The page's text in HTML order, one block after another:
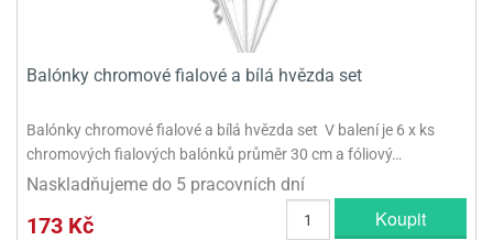
Balónky chromové fialové a bílá hvězda set
Balónky chromové fialové a bílá hvězda set V balení je 6 x ks
chromových fialových balónků průměr 30 cm a fóliový…
Naskladňujeme do 5 pracovních dní
173 Kč Koupit